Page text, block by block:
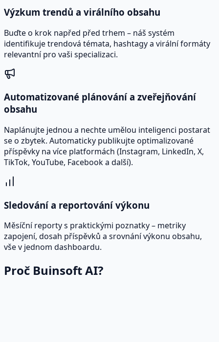
Výzkum trendů a virálního obsahu
Buďte o krok napřed před trhem – náš systém
identifikuje trendová témata, hashtagy a virální formáty
relevantní pro vaši specializaci.
Automatizované plánování a zveřejňování
obsahu
Naplánujte jednou a nechte umělou inteligenci postarat
se o zbytek. Automaticky publikujte optimalizované
příspěvky na více platformách (Instagram, LinkedIn, X,
TikTok, YouTube, Facebook a další).
Sledování a reportování výkonu
Měsíční reporty s praktickými poznatky – metriky
zapojení, dosah příspěvků a srovnání výkonu obsahu,
vše v jednom dashboardu.
Proč Buinsoft AI?